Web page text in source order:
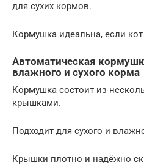
для сухих кормов.
Кормушка идеальна, если
Автоматическая
влажного и сухого корма
Кормушка состоит из
крышками.
Подходит для сухого и
Крышки плотно и надёжно